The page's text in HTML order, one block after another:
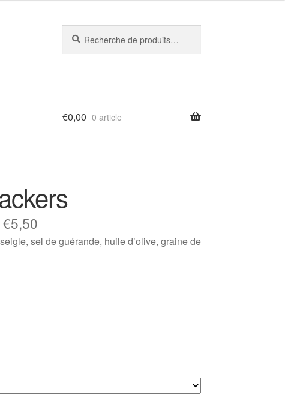
pour :
€0,00 0 article
€5,50
sel de guérande, huile d’olive, graine de